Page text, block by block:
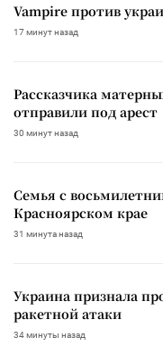
Vampire против
17 минут назад
Рассказчика
отправили под арест
30 минут назад
Семья с
Красноярском крае
31 минута назад
Украина признала
ракетной атаки
34 минуты назад